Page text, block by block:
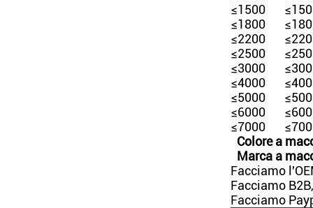
≤1500
≤150
≤1800
≤180
≤2200
≤220
≤2500
≤250
≤3000
≤300
≤4000
≤400
≤5000
≤500
≤6000
≤600
≤7000
≤700
Colore a
Marca a
Facciamo
Facciamo
Facciamo